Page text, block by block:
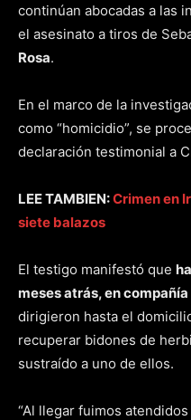
continúan abocadas a las
el asesinato a tiros de
Rosa.
En el marco de la
como “homicidio”, se
declaración testimonial a
LEE TAMBIEN:Crimen en
siete balazos
El testigo manifestó que
meses atrás, en compañía
dirigieron hasta el
recuperar bidones de
sustraído a uno de ellos.
“Al llegar fuimos